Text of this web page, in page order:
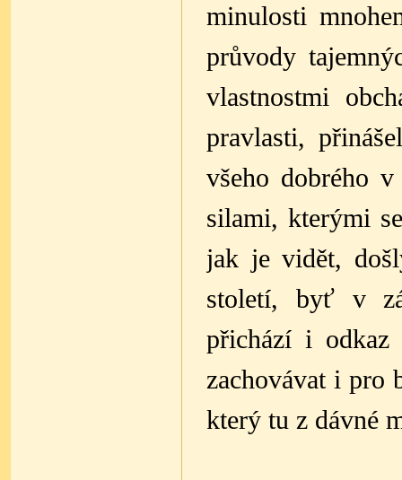
minulosti
průvody
vlastnostmi
pravlasti,
všeho dobrého
silami, kterými
jak je vidět,
století, byť v
přichází i odkaz
zachovávat i pro
který tu z dávné